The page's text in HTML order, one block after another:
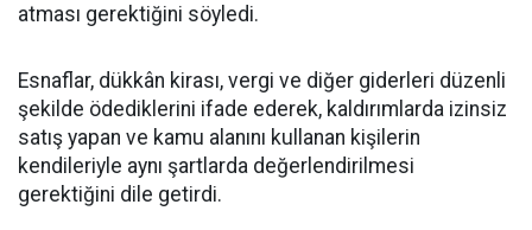
atması gerektiğini söyledi.
Esnaflar, dükkân kirası, vergi ve diğer giderleri düzenli
şekilde ödediklerini ifade ederek, kaldırımlarda izinsiz
satış yapan ve kamu alanını kullanan kişilerin
kendileriyle aynı şartlarda değerlendirilmesi
gerektiğini dile getirdi.